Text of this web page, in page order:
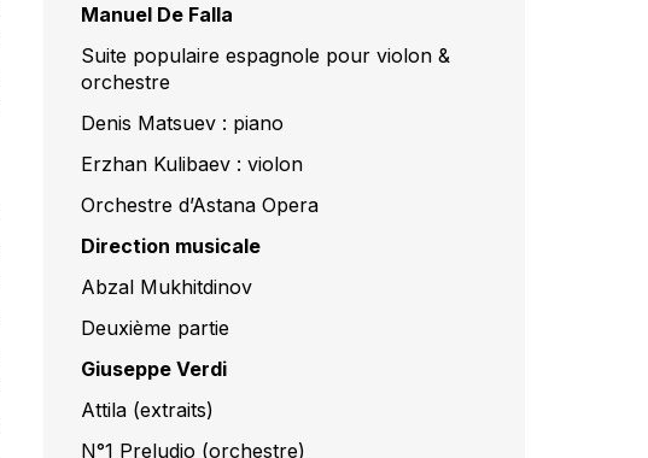
Manuel De Falla
Suite populaire espagnole pour violon &
orchestre
Denis Matsuev : piano
Erzhan Kulibaev : violon
Orchestre d’Astana Opera
Direction musicale
Abzal Mukhitdinov
Deuxième partie
Giuseppe Verdi
Attila (extraits)
N°1 Preludio (orchestre)